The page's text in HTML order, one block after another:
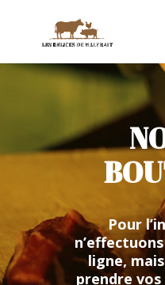
Pour
ligne,
prendre